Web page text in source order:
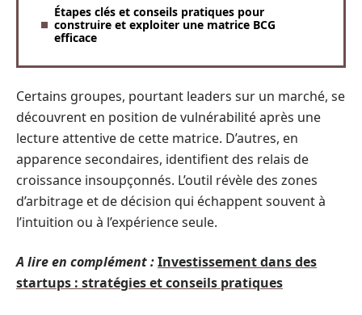
Étapes clés et conseils pratiques pour
construire et exploiter une matrice BCG
efficace
Certains groupes, pourtant leaders sur un marché, se
découvrent en position de vulnérabilité après une
lecture attentive de cette matrice. D’autres, en
apparence secondaires, identifient des relais de
croissance insoupçonnés. L’outil révèle des zones
d’arbitrage et de décision qui échappent souvent à
l’intuition ou à l’expérience seule.
A lire en complément :Investissement dans des
startups : stratégies et conseils pratiques